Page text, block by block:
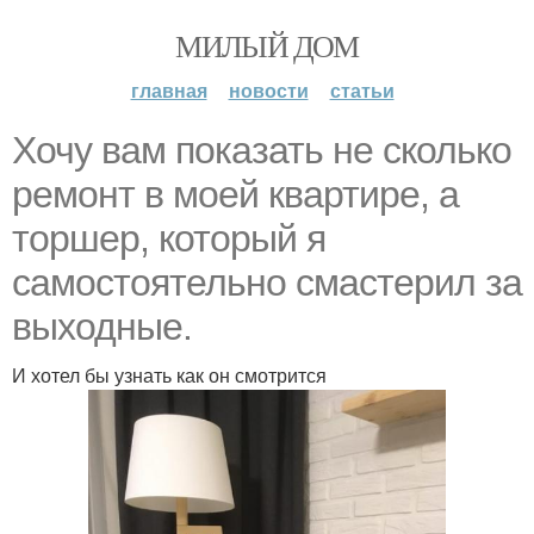
МИЛЫЙ ДОМ
главная новости статьи
Хочу вам показать не сколько
ремонт в моей квартире, а
торшер, который я
самостоятельно смастерил за
выходные.
И хотел бы узнать как он смотрится